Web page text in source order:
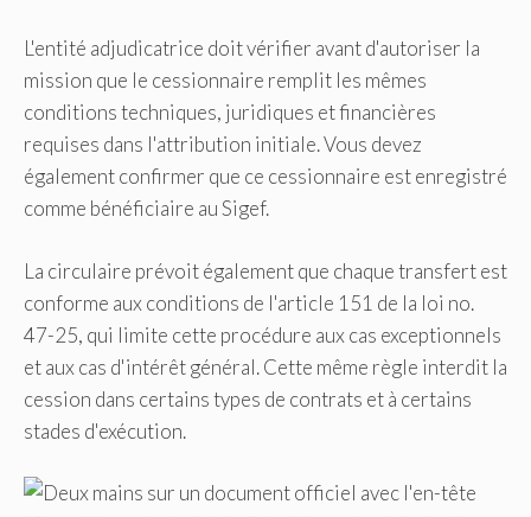
L'entité adjudicatrice doit vérifier avant d'autoriser la
mission que le cessionnaire remplit les mêmes
conditions techniques, juridiques et financières
requises dans l'attribution initiale. Vous devez
également confirmer que ce cessionnaire est enregistré
comme bénéficiaire au Sigef.
La circulaire prévoit également que chaque transfert est
conforme aux conditions de l'article 151 de la loi no.
47-25, qui limite cette procédure aux cas exceptionnels
et aux cas d'intérêt général. Cette même règle interdit la
cession dans certains types de contrats et à certains
stades d'exécution.